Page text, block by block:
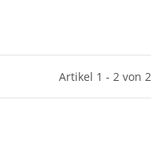
Artikel 1 - 2 von 2